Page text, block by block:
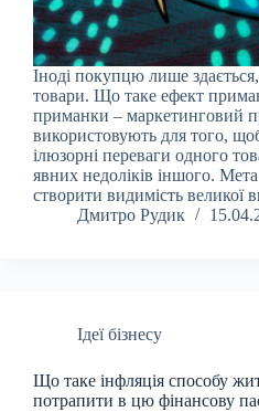
Іноді покупцю лише
товари. Що таке ефект
приманки – маркетинговий
використовують для того,
ілюзорні переваги одного
явних недоліків іншого.
створити видимість великої
Дмитро Рудик
Ідеї бізнесу
Що таке інфляція способу
потрапити в цю фінансову